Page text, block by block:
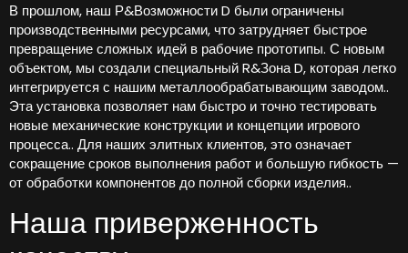
В прошлом, наш Р&Возможности D были ограничены
производственными ресурсами, что затрудняет быстрое
превращение сложных идей в рабочие прототипы. С новым
объектом, мы создали специальный R&Зона D, которая легко
интегрируется с нашим металлообрабатывающим заводом..
Эта установка позволяет нам быстро и точно тестировать
новые механические конструкции и концепции игрового
процесса.. Для наших элитных клиентов, это означает
сокращение сроков выполнения работ и большую гибкость —
от обработки компонентов до полной сборки изделия..
Наша приверженность